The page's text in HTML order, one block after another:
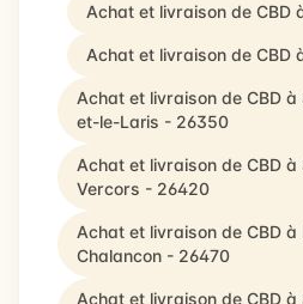
Achat et livraison de CBD
Achat et livraison de CBD
Achat et livraison de CBD
et-le-Laris - 26350
Achat et livraison de CBD
Vercors - 26420
Achat et livraison de CBD
Chalancon - 26470
Achat et livraison de CBD